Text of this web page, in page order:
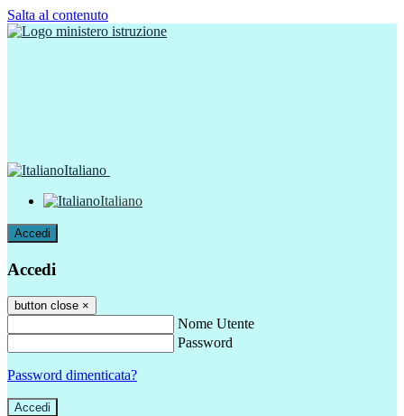
Salta al contenuto
Italiano
Italiano
Accedi
Accedi
button close ×
Nome Utente
Password
Password dimenticata?